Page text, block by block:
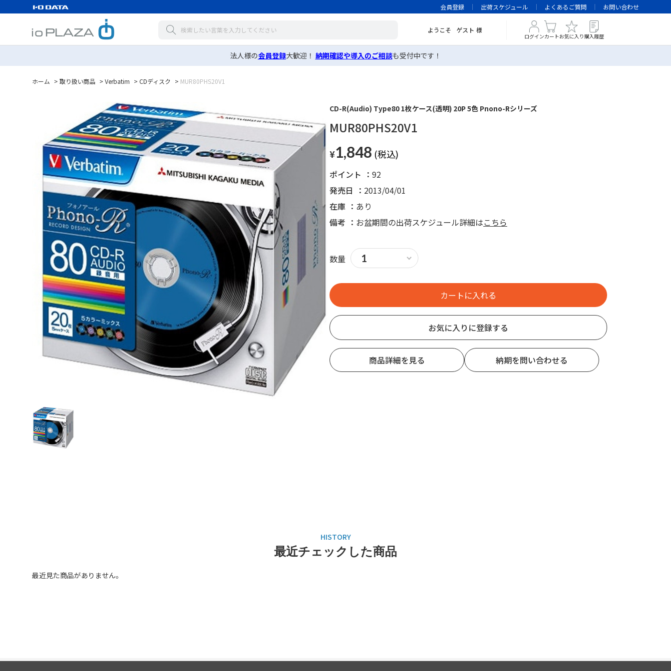
会員登録 出荷スケジュール よくあるご質問 お問い合わせ
ようこそ ゲスト 様
ログインカートお気に入り 購入履歴
法人様の会員登録大歓迎！ 納期確認や導入のご相談も受付中です！
ホーム > 取り扱い商品 > Verbatim > CDディスク > MUR80PHS20V1
CD-R(Audio) Type80 1枚ケース(透明) 20P 5色 Pnono-Rシリーズ
MUR80PHS20V1
¥1,848
発売日 2013/04/01
ポイント 92
在庫
あり
備考
お盆期間の出荷スケジュール詳細はこちら
数量
お気に入りに登録する
商品詳細を見る 納期を問い合わせる
最近チェックした商品
最近見た商品がありません。